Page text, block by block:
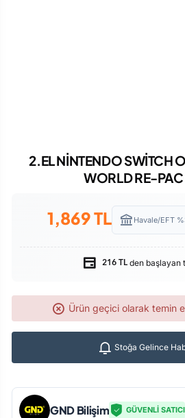
2.EL NİNTENDO SWİTCH
WORLD RE-
1,869TL Havale/EFT
216 TLden başlayan
Ürün geçici olarak temin
Stoğa Gelince
GND Bilişim GÜVENLİ SATICI